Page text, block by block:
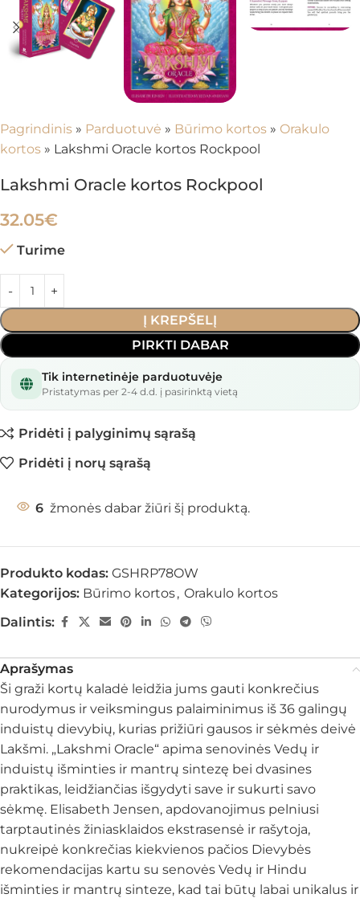
Pagrindinis » Parduotuvė » Būrimo kortos » Orakulo
kortos » Lakshmi Oracle kortos Rockpool
Lakshmi Oracle kortos Rockpool
32.05€
Turime
Į KREPŠELĮ
PIRKTI DABAR
Tik internetinėje parduotuvėje
Pristatymas per 2-4 d.d. į pasirinktą vietą
Pridėti į palyginimų sąrašą
Pridėti į norų sąrašą
6 žmonės dabar žiūri šį produktą.
Produkto kodas: GSHRP78OW
Kategorijos: Būrimo kortos, Orakulo kortos
Dalintis:
Aprašymas
Ši graži kortų kaladė leidžia jums gauti konkrečius
nurodymus ir veiksmingus palaiminimus iš 36 galingų
induistų dievybių, kurias prižiūri gausos ir sėkmės deivė
Lakšmi. „Lakshmi Oracle“ apima senovinės Vedų ir
induistų išminties ir mantrų sintezę bei dvasines
praktikas, leidžiančias išgydyti save ir sukurti savo
sėkmę. Elisabeth Jensen, apdovanojimus pelniusi
tarptautinės žiniasklaidos ekstrasensė ir rašytoja,
nukreipė konkrečias kiekvienos pačios Dievybės
rekomendacijas kartu su senovės Vedų ir Hindu
išminties ir mantrų sinteze, kad tai būtų labai unikalus ir